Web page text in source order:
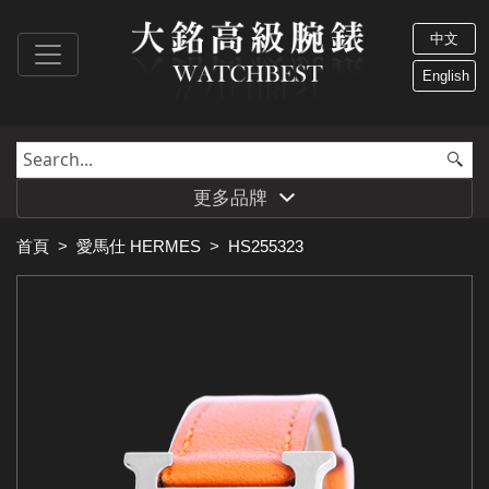
中文
English
更多品牌
首頁 > 愛馬仕 HERMES > HS255323